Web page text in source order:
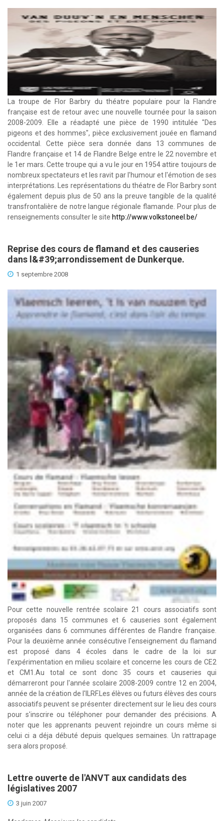
La troupe de Flor Barbry du théatre populaire pour la Flandre
française est de retour avec une nouvelle tournée pour la saison
2008-2009. Elle a réadapté une pièce de 1990 intitulée "Des
pigeons et des hommes", pièce exclusivement jouée en flamand
occidental. Cette pièce sera donnée dans 13 communes de
Flandre française et 14 de Flandre Belge entre le 22 novembre et
le 1er mars. Cette troupe qui a vu le jour en 1954 attire toujours de
nombreux spectateurs et les ravit par l'humour et l'émotion de ses
interprétations. Les représentations du théatre de Flor Barbry sont
également depuis plus de 50 ans la preuve tangible de la qualité
transfrontalière de notre langue régionale flamande. Pour plus de
renseignements consulter le site http://www.volkstoneel.be/
Reprise des cours de flamand et des causeries
dans l&#39;arrondissement de Dunkerque.
1 septembre 2008
Pour cette nouvelle rentrée scolaire 21 cours associatifs sont
proposés dans 15 communes et 6 causeries sont également
organisées dans 6 communes différentes de Flandre française.
Pour la deuxième année consécutive l'enseignement du flamand
est proposé dans 4 écoles dans le cadre de la loi sur
l'expérimentation en milieu scolaire et concerne les cours de CE2
et CM1. Au total ce sont donc 35 cours et causeries qui
démarreront pour l'année scolaire 2008-2009 contre 12 en 2004,
année de la création de l'ILRF. Les élèves ou futurs élèves des cours
associatifs peuvent se présenter directement sur le lieu des cours
pour s'inscrire ou téléphoner pour demander des précisions. A
noter que les apprenants peuvent rejoindre un cours même si
celui ci a déja débuté depuis quelques semaines. Un rattrapage
sera alors proposé.
Lettre ouverte de l'ANVT aux candidats des
législatives 2007
3 juin 2007